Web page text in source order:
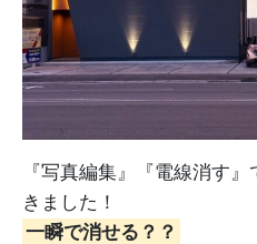
『写真編集』『電線消す
きました！
一瞬で消せる？？